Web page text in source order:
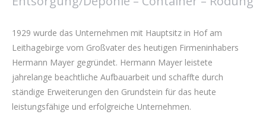
1929 wurde das Unternehmen mit Hauptsitz in Hof am
Leithagebirge vom Großvater des heutigen Firmeninhabers
Hermann Mayer gegründet. Hermann Mayer leistete
jahrelange beachtliche Aufbauarbeit und schaffte durch
ständige Erweiterungen den Grundstein für das heute
leistungsfähige und erfolgreiche Unternehmen.